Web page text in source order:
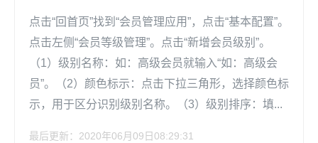
点击“回首页”找到“会员管理应用”，点击“基本配置”。
点击左侧“会员等级管理”。点击“新增会员级别”。
（1）级别名称：如：高级会员就输入“如：高级会
员”。（2）颜色标示：点击下拉三角形，选择颜色标
示，用于区分识别级别名称。（3）级别排序：填...
最后更新：2020年06月09日08:29:31